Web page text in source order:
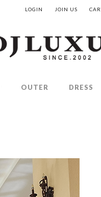
LOGIN JOIN US
OUTER DRESS